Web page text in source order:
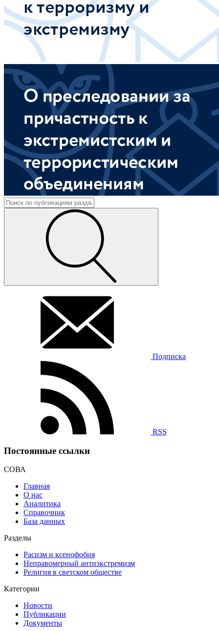
Подписка
RSS
Постоянные ссылки
СОВА
Главная
О нас
Аналитика
Справочник
База данных
Разделы
Расизм и ксенофобия
Неправомерный антиэкстремизм
Религия в светском обществе
Категории
Новости
Публикации
Документы